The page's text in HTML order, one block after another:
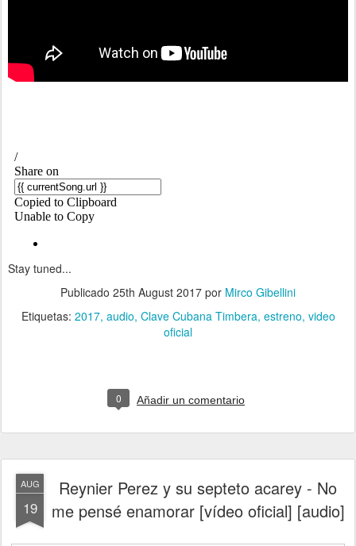
Stay tuned...
Publicado 25th August 2017 por Mirco Gibellini
Etiquetas: 2017 audio Clave Cubana Timbera estreno video
oficial
0 Añadir un comentario
AUG
19
Reynier Perez y su septeto acarey - No
me pensé enamorar [vídeo oficial] [audio]